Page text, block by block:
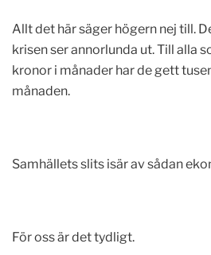
Allt det här säger högern nej till.
krisen ser annorlunda ut. Till alla
kronor i månader har de gett
månaden.
Samhällets slits isär av sådan
För oss är det tydligt.